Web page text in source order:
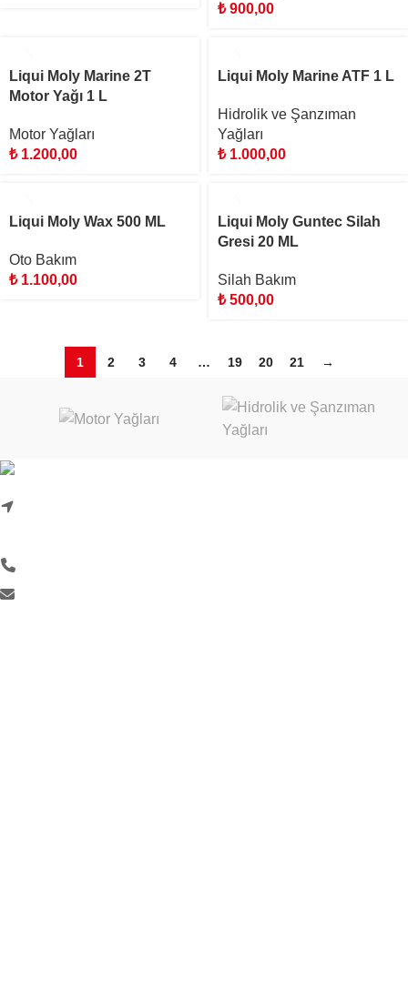
₺900,00
Liqui Moly Marine 2T
Motor Yağı 1 L
Motor Yağları
₺1.200,00
Liqui Moly Marine ATF 1 L
Hidrolik ve Şanzıman
Yağları
₺1.000,00
Liqui Moly Wax 500 ML
Oto Bakım
₺1.100,00
Liqui Moly Guntec Silah
Gresi 20 ML
Silah Bakım
₺500,00
1 2 3 4 … 19 20 21 →